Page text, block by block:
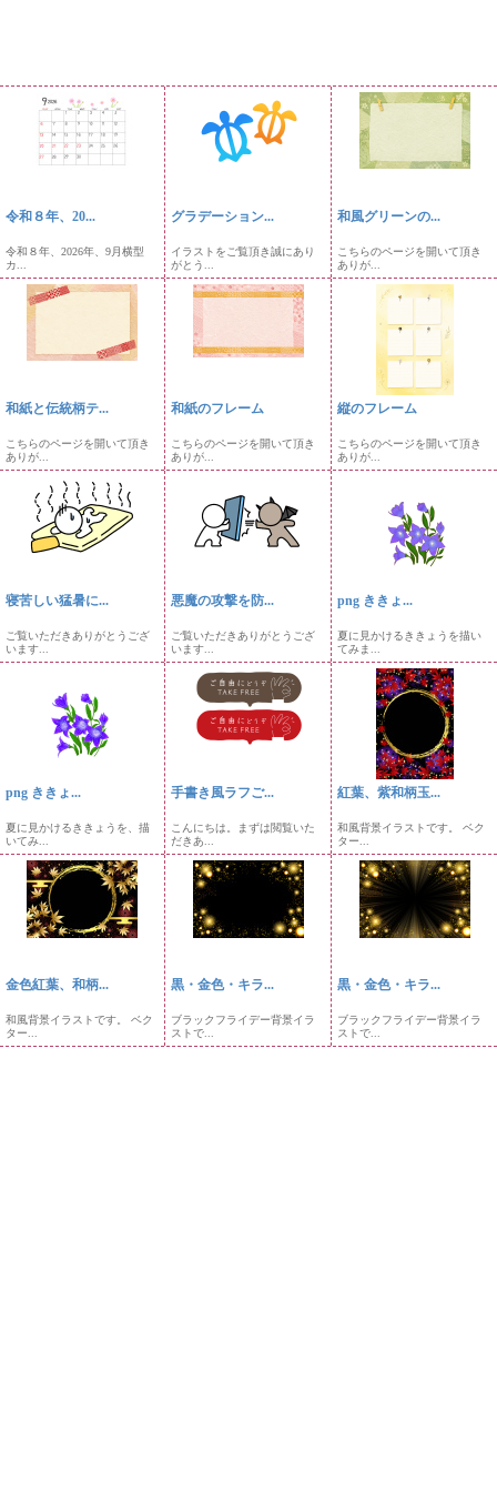
令和８年、20...
令和８年、2026年、9月横型
カ...
グラデーション...
イラストをご覧頂き誠にあり
がとう...
和風グリーンの...
こちらのページを開いて頂き
ありが...
和紙と伝統柄テ...
こちらのページを開いて頂き
ありが...
和紙のフレーム
こちらのページを開いて頂き
ありが...
縦のフレーム
こちらのページを開いて頂き
ありが...
寝苦しい猛暑に...
ご覧いただきありがとうござ
います...
悪魔の攻撃を防...
ご覧いただきありがとうござ
います...
png ききょ...
夏に見かけるききょうを描い
てみま...
png ききょ...
夏に見かけるききょうを、描
いてみ...
手書き風ラフご...
こんにちは。まずは閲覧いた
だきあ...
紅葉、紫和柄玉...
和風背景イラストです。 ベク
ター...
金色紅葉、和柄...
和風背景イラストです。 ベク
ター...
黒・金色・キラ...
ブラックフライデー背景イラ
ストで...
黒・金色・キラ...
ブラックフライデー背景イラ
ストで...